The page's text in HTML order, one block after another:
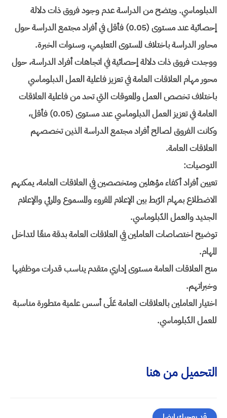
الدبلوماسي. ويتضح من الدراسة عدم وجود فروق ذات دلالة
إحصائية عند مستوى (0.05) فأقل في أفراد مجتمع الدراسة حول
محاور الدراسة باختلاف المستوى التعليمي، وسنوات الخبرة.
ووجدت فروق ذات دلالة إحصائية في اتجاهات أفراد الدراسة، حول
محور مهام العلاقات العامة في تعزيز فاعلية العمل الدبلوماسي
باختلاف تخصص العمل والمعوقات التي تحد من فاعلية العلاقات
العامة في تعزيز العمل الدبلوماسي عند مستوى (0.05) فأقل،
وكانت الفروق لصالح أفراد مجتمع الدراسة الذين تخصصهم
العلاقات العامة.
التوصيات:
تعيين أفراد أكفاء مؤهلين ومتخصصين فِي العلاقات العامة، يمكنهم
الاضطلاع بمهام الرّبط بين الإعلام المقروء والمسموع والمرئي والإعلام
الجديد والعمل الدّبلوماسي.
توضيح اختصاصات العاملين فِي العلاقات العامة بدقة منعًا لتداخل
المهام.
منح العلاقات العامة مستوى إداري متقدم يناسب قدرات موظفيها
وخبراتهم.
اختيار العاملين بالعلاقات العامة عَلَى أسس علمية متطورة مناسبة
للعمل الدّبلوماسي.
التحميل من هنا